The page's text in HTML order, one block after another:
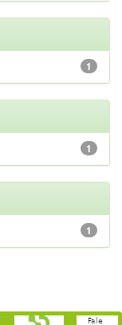
1
1
1